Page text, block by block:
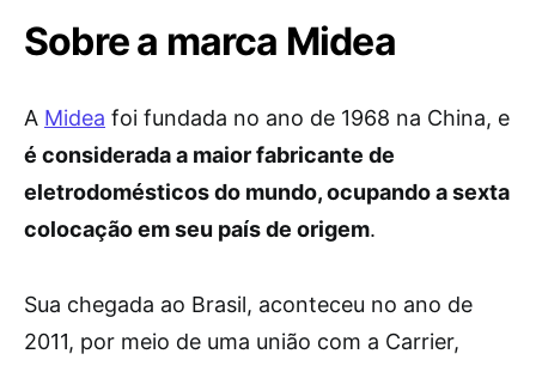
Sobre a marca Midea
A Midea foi fundada no ano de 1968 na China, e
é considerada a maior fabricante de
eletrodomésticos do mundo, ocupando a sexta
colocação em seu país de origem.
Sua chegada ao Brasil, aconteceu no ano de
2011, por meio de uma união com a Carrier,